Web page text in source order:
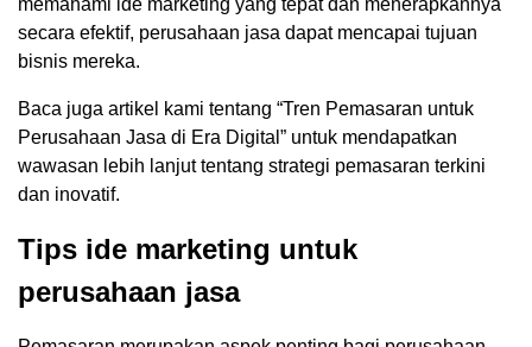
secara efektif, perusahaan jasa dapat mencapai tujuan
bisnis mereka.
Baca juga artikel kami tentang “Tren Pemasaran untuk
Perusahaan Jasa di Era Digital” untuk mendapatkan
wawasan lebih lanjut tentang strategi pemasaran terkini
dan inovatif.
Tips ide marketing untuk
perusahaan jasa